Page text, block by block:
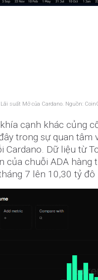
suất Mở của Cardano. Nguồn:
cạnh khác củng
trong sự quan tâm
Cardano. Dữ liệu từ
của chuỗi ADA hàng
7 lên 10,30 tỷ